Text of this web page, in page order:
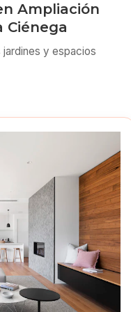
Ampliación
Ciénega
jardines y espacios